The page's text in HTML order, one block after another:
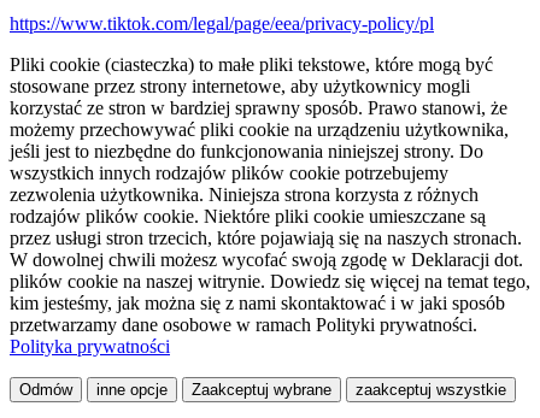
https://www.tiktok.com/legal/page/eea/privacy-policy/pl
Pliki cookie (ciasteczka) to małe pliki tekstowe, które mogą być
stosowane przez strony internetowe, aby użytkownicy mogli
korzystać ze stron w bardziej sprawny sposób. Prawo stanowi, że
możemy przechowywać pliki cookie na urządzeniu użytkownika,
jeśli jest to niezbędne do funkcjonowania niniejszej strony. Do
wszystkich innych rodzajów plików cookie potrzebujemy
zezwolenia użytkownika. Niniejsza strona korzysta z różnych
rodzajów plików cookie. Niektóre pliki cookie umieszczane są
przez usługi stron trzecich, które pojawiają się na naszych stronach.
W dowolnej chwili możesz wycofać swoją zgodę w Deklaracji dot.
plików cookie na naszej witrynie. Dowiedz się więcej na temat tego,
kim jesteśmy, jak można się z nami skontaktować i w jaki sposób
przetwarzamy dane osobowe w ramach Polityki prywatności.
Polityka prywatności
Odmów inne opcje Zaakceptuj wybrane zaakceptuj wszystkie